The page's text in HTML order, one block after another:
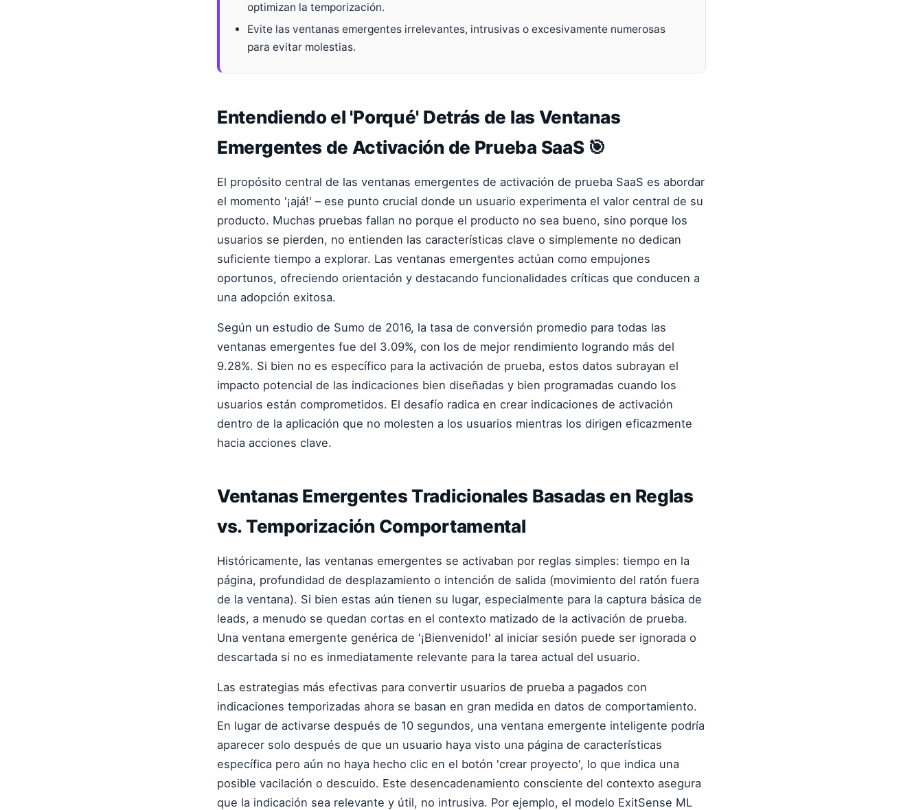
optimizan la temporización.
Evite las ventanas emergentes irrelevantes, intrusivas o excesivamente numerosas
para evitar molestias.
Entendiendo el 'Porqué' Detrás de las Ventanas
Emergentes de Activación de Prueba SaaS 🎯
El propósito central de las ventanas emergentes de activación de prueba SaaS es abordar
el momento '¡ajá!' – ese punto crucial donde un usuario experimenta el valor central de su
producto. Muchas pruebas fallan no porque el producto no sea bueno, sino porque los
usuarios se pierden, no entienden las características clave o simplemente no dedican
suficiente tiempo a explorar. Las ventanas emergentes actúan como empujones
oportunos, ofreciendo orientación y destacando funcionalidades críticas que conducen a
una adopción exitosa.
Según un estudio de Sumo de 2016, la tasa de conversión promedio para todas las
ventanas emergentes fue del 3.09%, con los de mejor rendimiento logrando más del
9.28%. Si bien no es específico para la activación de prueba, estos datos subrayan el
impacto potencial de las indicaciones bien diseñadas y bien programadas cuando los
usuarios están comprometidos. El desafío radica en crear indicaciones de activación
dentro de la aplicación que no molesten a los usuarios mientras los dirigen eficazmente
hacia acciones clave.
Ventanas Emergentes Tradicionales Basadas en Reglas
vs. Temporización Comportamental
Históricamente, las ventanas emergentes se activaban por reglas simples: tiempo en la
página, profundidad de desplazamiento o intención de salida (movimiento del ratón fuera
de la ventana). Si bien estas aún tienen su lugar, especialmente para la captura básica de
leads, a menudo se quedan cortas en el contexto matizado de la activación de prueba.
Una ventana emergente genérica de '¡Bienvenido!' al iniciar sesión puede ser ignorada o
descartada si no es inmediatamente relevante para la tarea actual del usuario.
Las estrategias más efectivas para convertir usuarios de prueba a pagados con
indicaciones temporizadas ahora se basan en gran medida en datos de comportamiento.
En lugar de activarse después de 10 segundos, una ventana emergente inteligente podría
aparecer solo después de que un usuario haya visto una página de características
específica pero aún no haya hecho clic en el botón 'crear proyecto', lo que indica una
posible vacilación o descuido. Este desencadenamiento consciente del contexto asegura
que la indicación sea relevante y útil, no intrusiva. Por ejemplo, el modelo ExitSense ML